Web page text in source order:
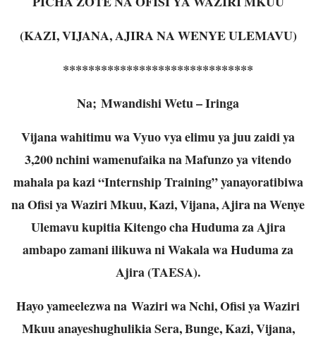
(KAZI, VIJANA, AJIRA NA WENYE ULEMAVU)
******************************
Na; Mwandishi Wetu – Iringa
Vijana wahitimu wa Vyuo vya elimu ya juu zaidi ya
3,200 nchini wamenufaika na Mafunzo ya vitendo
mahala pa kazi “Internship Training” yanayoratibiwa
na Ofisi ya Waziri Mkuu, Kazi, Vijana, Ajira na Wenye
Ulemavu kupitia Kitengo cha Huduma za Ajira
ambapo zamani ilikuwa ni Wakala wa Huduma za
Ajira (TAESA).
Hayo yameelezwa na Waziri wa Nchi, Ofisi ya Waziri
Mkuu anayeshughulikia Sera, Bunge, Kazi, Vijana,